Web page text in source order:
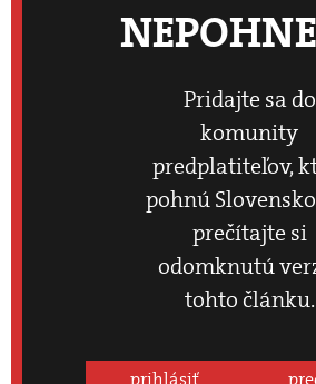
Pridajte sa do
komunity
predplatiteľov,
pohnú
prečítajte si
odomknutú
tohto článku.
prihlásiť